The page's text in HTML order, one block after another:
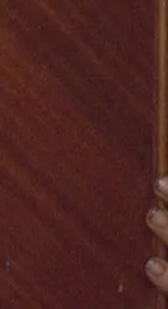
en
algo que
esos
ocasiones